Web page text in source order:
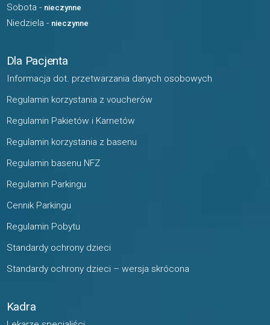
Sobota - nieczynne
Niedziela - nieczynne
Dla Pacjenta
Informacja dot. przetwarzania danych osobowych
Regulamin korzystania z voucherów
Regulamin Pakietów i Karnetów
Regulamin korzystania z basenu
Regulamin basenu NFZ
Regulamin Parkingu
Cennik Parkingu
Regulamin Pobytu
Standardy ochrony dzieci
Standardy ochrony dzieci – wersja skrócona
Kadra